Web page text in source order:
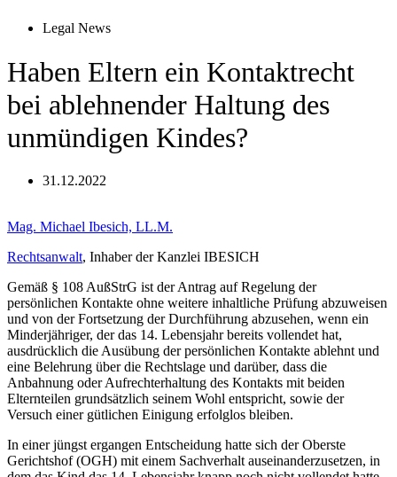
Legal News
Haben Eltern ein Kontaktrecht
bei ablehnender Haltung des
unmündigen Kindes?
31.12.2022
Mag. Michael Ibesich, LL.M.
Rechtsanwalt, Inhaber der Kanzlei IBESICH
Gemäß § 108 AußStrG ist der Antrag auf Regelung der
persönlichen Kontakte ohne weitere inhaltliche Prüfung abzuweisen
und von der Fortsetzung der Durchführung abzusehen, wenn ein
Minderjähriger, der das 14. Lebensjahr bereits vollendet hat,
ausdrücklich die Ausübung der persönlichen Kontakte ablehnt und
eine Belehrung über die Rechtslage und darüber, dass die
Anbahnung oder Aufrechterhaltung des Kontakts mit beiden
Elternteilen grundsätzlich seinem Wohl entspricht, sowie der
Versuch einer gütlichen Einigung erfolglos bleiben.
In einer jüngst ergangen Entscheidung hatte sich der Oberste
Gerichtshof (OGH) mit einem Sachverhalt auseinanderzusetzen, in